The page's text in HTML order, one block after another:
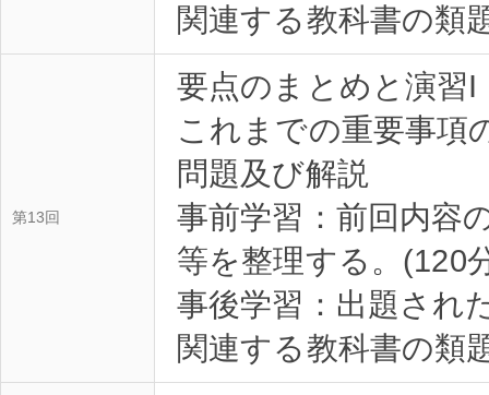
関連する教科書の類
第13回
要点のまとめと演習I
これまでの重要事項
問題及び解説
事前学習：前回内容
等を整理する。(120
事後学習：出題され
関連する教科書の類